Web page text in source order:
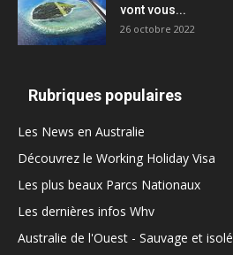
vont vous...
26 octobre 2022
Rubriques populaires
Les News en Australie
Découvrez le Working Holiday Visa
Les plus beaux Parcs Nationaux
Les dernières infos Whv
Australie de l'Ouest - Sauvage et isolé